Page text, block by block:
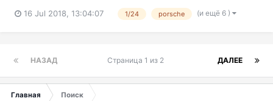
16 Jul 2018, 13:04:07 1/24 porsche (и ещё 6 )
НАЗАД ДАЛЕЕ
Страница 1 из 2
Главная Поиск